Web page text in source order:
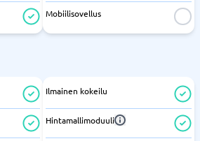
Mobiilisovellus
Ilmainen kokeilu
Hintamallimoduuli